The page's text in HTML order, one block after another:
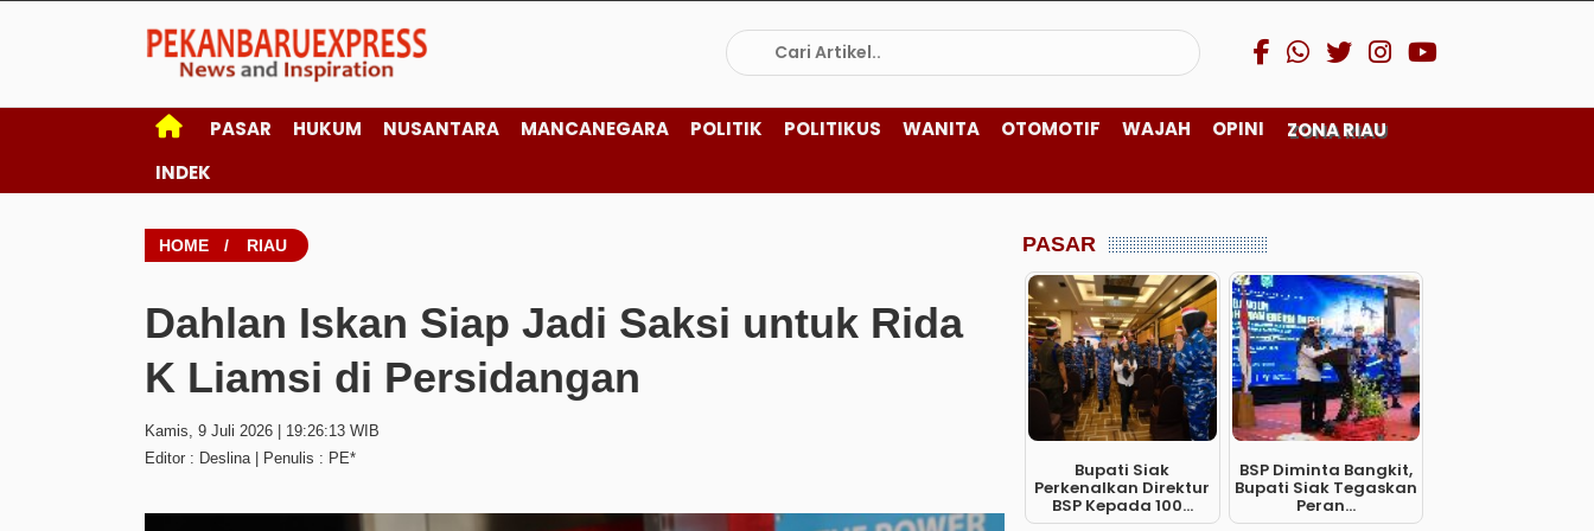
PASAR HUKUM NUSANTARA MANCANEGARA POLITIK POLITIKUS WANITA OTOMOTIF WAJAH OPINI
ZONA RIAU
INDEK
HOME / RIAU
Dahlan Iskan Siap Jadi Saksi untuk Rida
K Liamsi di Persidangan
Kamis, 9 Juli 2026 | 19:26:13 WIB
Editor : Deslina | Penulis : PE*
PASAR
Bupati Siak
Perkenalkan Direktur
BSP Kepada 100...
BSP Diminta Bangkit,
Bupati Siak Tegaskan
Peran...